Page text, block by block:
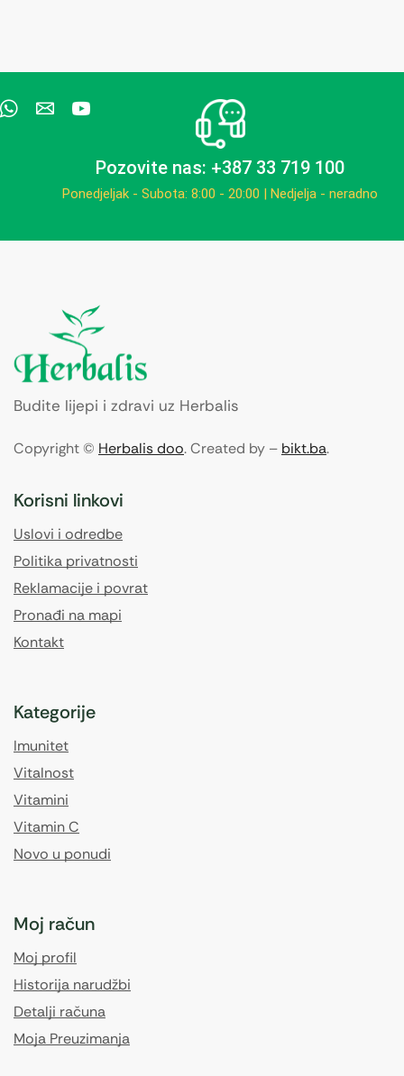
Pozovite nas: +387 33 719 100
Ponedjeljak - Subota: 8:00 - 20:00 | Nedjelja - neradno
Budite lijepi i zdravi uz Herbalis
Copyright © Herbalis doo. Created by – bikt.ba.
Korisni linkovi
Uslovi i odredbe
Politika privatnosti
Reklamacije i povrat
Pronađi na mapi
Kontakt
Kategorije
Imunitet
Vitalnost
Vitamini
Vitamin C
Novo u ponudi
Moj račun
Moj profil
Historija narudžbi
Detalji računa
Moja Preuzimanja